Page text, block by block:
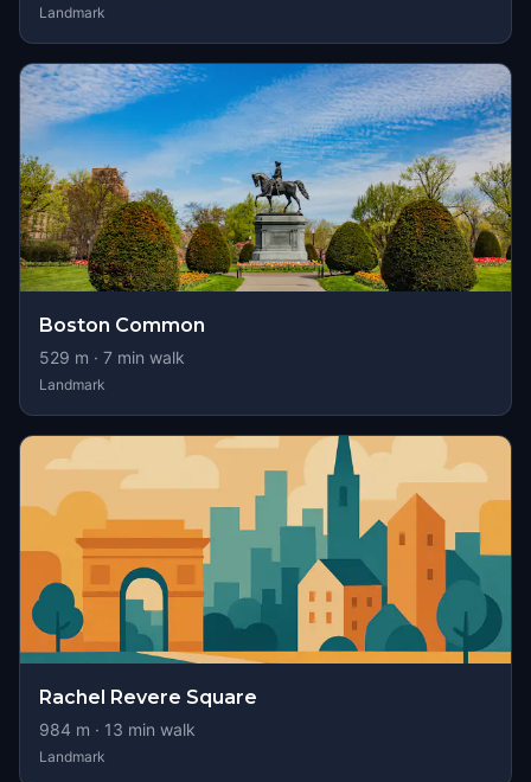
Landmark
Boston Common
529 m · 7 min walk
Landmark
Rachel Revere Square
984 m · 13 min walk
Landmark